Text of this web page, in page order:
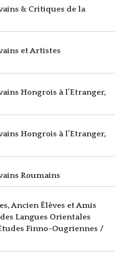
& Critiques de la
et Artistes
Hongrois à l’Etranger,
Hongrois à l’Etranger,
Roumains
Ancien Élèves et Amis
Langues Orientales
Finno-Ougriennes /